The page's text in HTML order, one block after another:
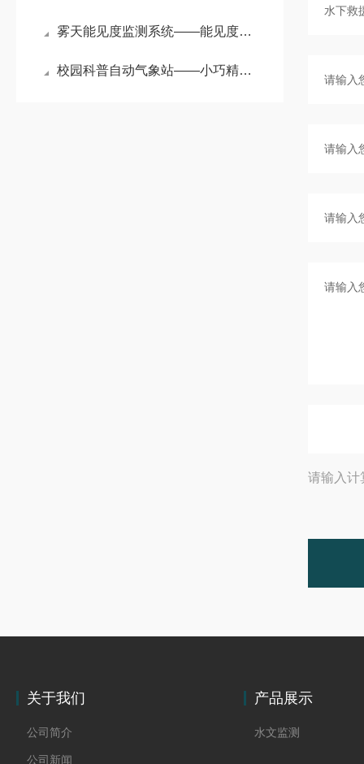
雾天能见度监测系统——能见度监测预报系统：机场航班起降的气象安全屏障
校园科普自动气象站——小巧精悍：校园小型自动气象站的大作用
请输入计
关于我们
公司简介
公司新闻
产品展示
水文监测